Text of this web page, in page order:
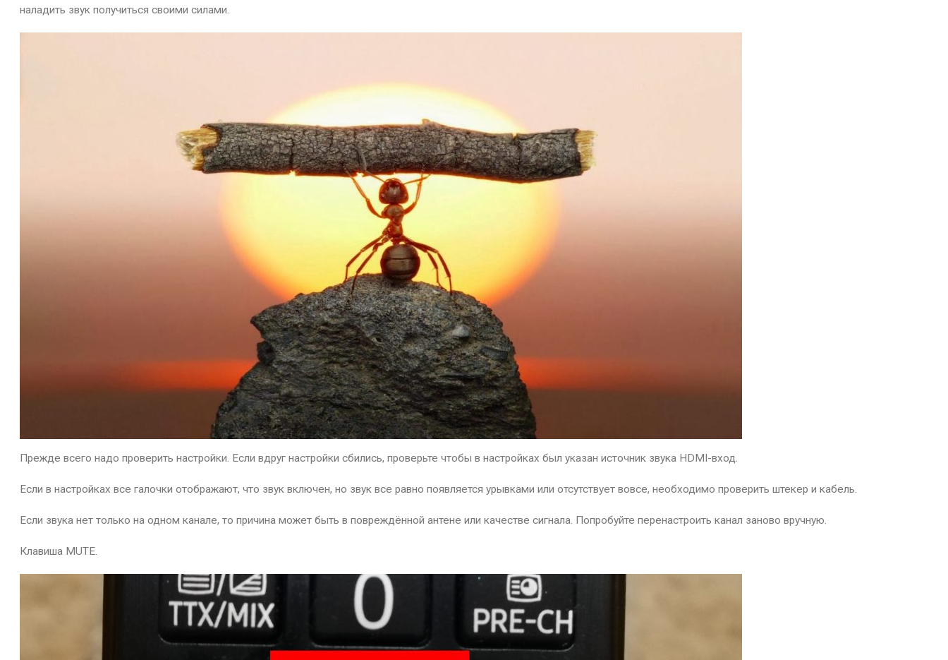
наладить звук получиться своими силами.
Прежде всего надо проверить настройки. Если вдруг настройки сбились, проверьте чтобы в настройках был указан источник звука HDMI-вход.
Если в настройках все галочки отображают, что звук включен, но звук все равно появляется урывками или отсутствует вовсе, необходимо проверить штекер и кабель.
Если звука нет только на одном канале, то причина может быть в повреждённой антене или качестве сигнала. Попробуйте перенастроить канал заново вручную.
Клавиша MUTE.